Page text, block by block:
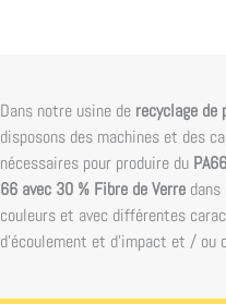
Dans notre usine de recyclage de
disposons des machines et des
nécessaires pour produire du
66 avec 30 % Fibre de Verre
couleurs et avec différentes
d'écoulement et d'impact et / ou